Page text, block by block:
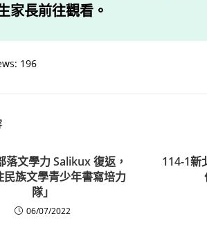
家長前往觀看。
196
落文學力 Salikux 復返，
民族文學青少年書寫培力
隊」
06/07/2022
114-1新